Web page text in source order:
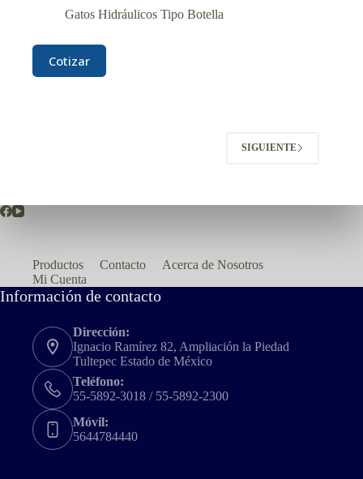
Gatos Hidráulicos Tipo Botella
Cotizar
SIGUIENTE
Productos Contacto
Acerca de Nosotros
Mi Cuenta
Información de contacto
Dirección:
Ignacio Ramírez 82, Ampliación la Piedad
Tultepec Estado de México
Teléfono:
55-5892-3018 / 55-5892-2300
Móvil:
5644784440